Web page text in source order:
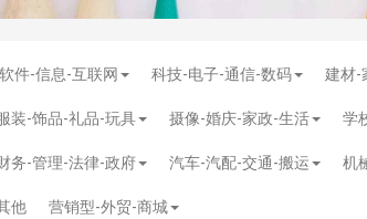
软件-信息-互联网 科技-电子-通信-数码 建材-
装-饰品-礼品-玩具 摄像-婚庆-家政-生活 学
务-管理-法律-政府 汽车-汽配-交通-搬运 机
他 营销型-外贸-商城